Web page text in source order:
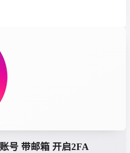
号 带邮箱 开启2FA